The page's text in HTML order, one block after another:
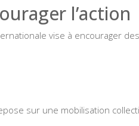
l’action
vise à encourager
sur une mobilisation